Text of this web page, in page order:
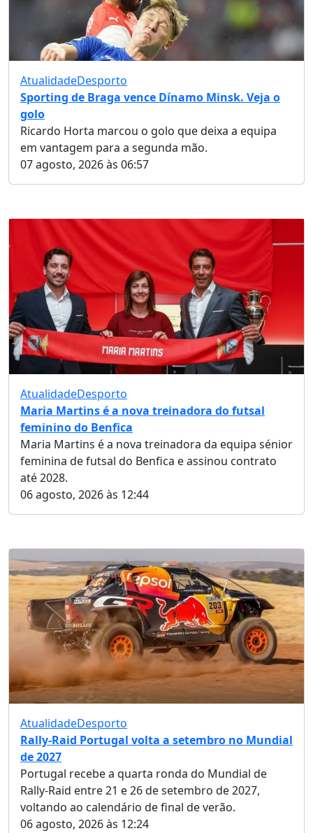
AtualidadeDesporto
Sporting de Braga vence Dínamo Minsk. Veja o
golo
Ricardo Horta marcou o golo que deixa a equipa
em vantagem para a segunda mão.
07 agosto, 2026 às 06:57
AtualidadeDesporto
Maria Martins é a nova treinadora do futsal
feminino do Benfica
Maria Martins é a nova treinadora da equipa sénior
feminina de futsal do Benfica e assinou contrato
até 2028.
06 agosto, 2026 às 12:44
AtualidadeDesporto
Rally-Raid Portugal volta a setembro no Mundial
de 2027
Portugal recebe a quarta ronda do Mundial de
Rally-Raid entre 21 e 26 de setembro de 2027,
voltando ao calendário de final de verão.
06 agosto, 2026 às 12:24